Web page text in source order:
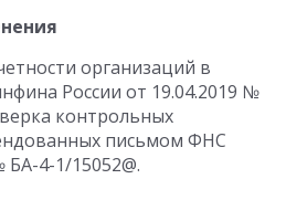
организаций в
России от 19.04.2019 №
контрольных
письмом ФНС
БА-4-1/15052@.